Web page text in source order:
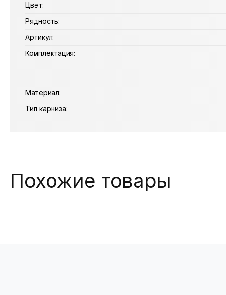
Цвет:
Рядность:
Артикул:
Комплектация:
Материал:
Тип карниза:
Похожие товары